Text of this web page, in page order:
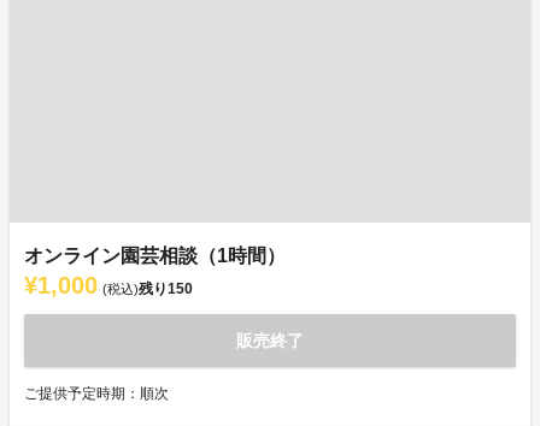
オンライン園芸相談（1時間）
¥1,000 (税込)残り150
販売終了
ご提供予定時期：順次